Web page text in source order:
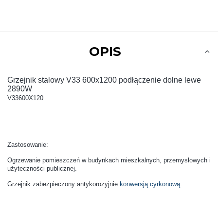
OPIS
Grzejnik stalowy V33 600x1200 podłączenie dolne lewe
2890W
V33600X120
Zastosowanie:
Ogrzewanie pomieszczeń w budynkach mieszkalnych, przemysłowych i
użyteczności publicznej.
Grzejnik zabezpieczony antykorozyjnie konwersją cyrkonową.